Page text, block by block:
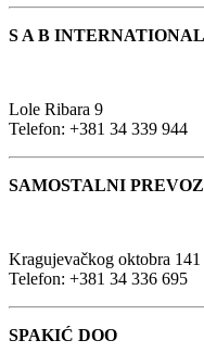
S A B
Lole Ribara 9
Telefon: +381 34 339 944
SAMOSTALNI
Kragujevačkog oktobra 141
Telefon: +381 34 336 695
SPAKIĆ DOO